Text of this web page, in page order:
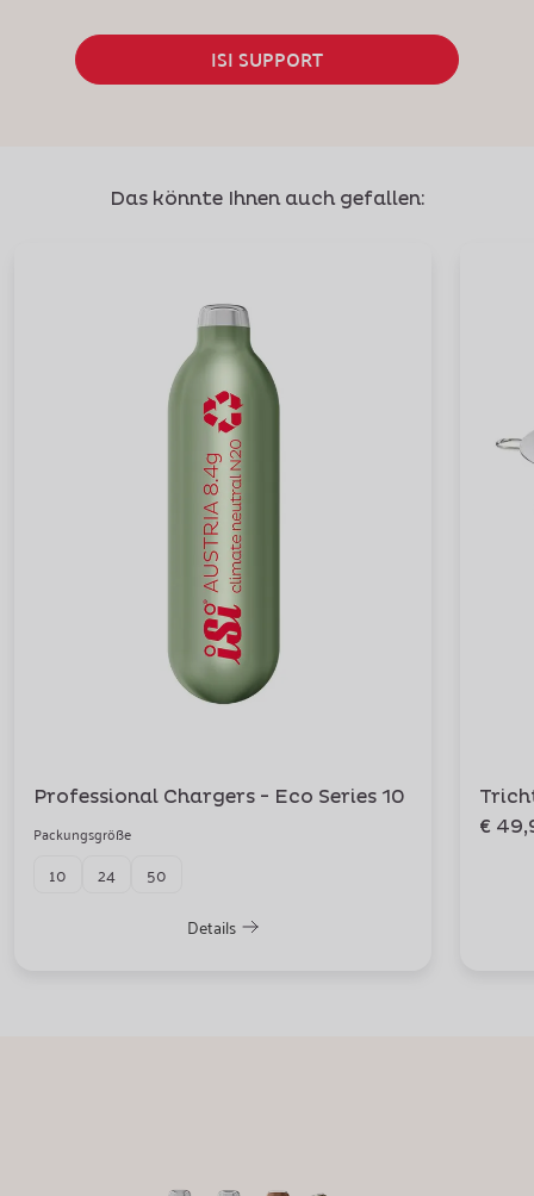
ISI SUPPORT
Das könnte Ihnen auch gefallen:
Professional Chargers - Eco Series 10
Packungsgröße
10 24
50
Details
€